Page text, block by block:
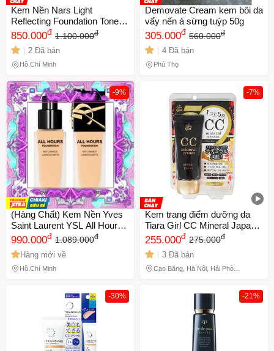
Kem Nền Nars Light
Reflecting Foundation Tone
Light 1 - Oslo 30ml Chính
Hãng, Trang Điểm Tự Nhiên,
Rạng Rỡ, Che Khuyết Điểm
Da
850.000đ 1.100.000đ
2 Đã bán
Hồ Chí Minh
Demovate Cream kem bôi da
vẩy nến á sừng tuýp 50g
305.000đ 560.000đ
4 Đã bán
Phú Thọ
-9%
(Hàng Chất) Kem Nền Yves
Saint Laurent YSL All Hours
Foundation Mat Lumineux
Luminous Matte Tone LN1
Đầy Đủ
990.000đ 1.089.000đ
Hàng mới về
Hồ Chí Minh
-7%
Kem trang điểm dưỡng da
Tiara Girl CC Mineral Japan
50g
255.000đ 275.000đ
3 Đã bán
Cao Bằng, Hà Nội, Hải Phòng,
-30% -21%